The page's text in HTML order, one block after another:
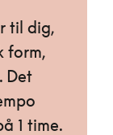
til dig,
form,
Det
1 time.